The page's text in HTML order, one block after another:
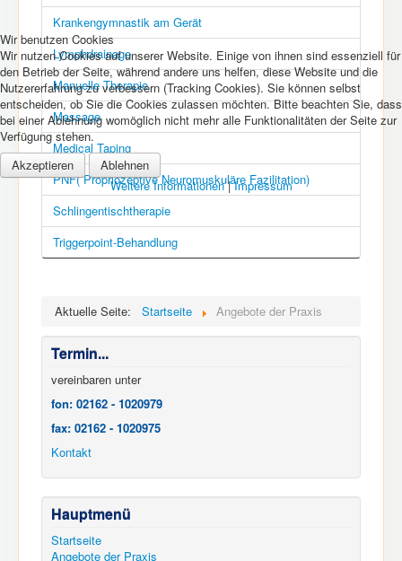
Krankengymnastik am Gerät
Lymphdrainage
Manuelle Therapie
Massage
Medical Taping
PNF( Propriozeptive Neuromuskuläre Fazilitation)
Schlingentischtherapie
Triggerpoint-Behandlung
Aktuelle Seite: Startseite Angebote der Praxis
Termin...
vereinbaren unter
fon: 02162 - 1020979
fax: 02162 - 1020975
Kontakt
Hauptmenü
Startseite
Angebote der Praxis
Wir benutzen Cookies
Wir nutzen Cookies auf unserer Website. Einige von ihnen sind essenziell für
den Betrieb der Seite, während andere uns helfen, diese Website und die
Nutzererfahrung zu verbessern (Tracking Cookies). Sie können selbst
entscheiden, ob Sie die Cookies zulassen möchten. Bitte beachten Sie, dass
bei einer Ablehnung womöglich nicht mehr alle Funktionalitäten der Seite zur
Verfügung stehen.
Akzeptieren
Ablehnen
Weitere Informationen|Impressum